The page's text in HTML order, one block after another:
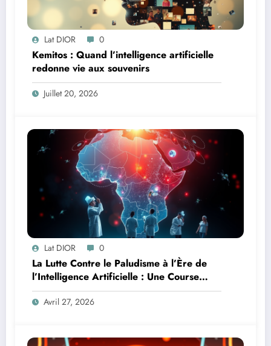
Lat DIOR 0
Kemitos : Quand l’intelligence artificielle
redonne vie aux souvenirs
Juillet 20, 2026
Lat DIOR 0
La Lutte Contre le Paludisme à l’Ère de
l’Intelligence Artificielle : Une Course
Contre la Montre Africaine
Avril 27, 2026